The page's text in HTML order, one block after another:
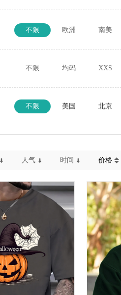
不限 欧洲 南美
不限 均码 XXS
不限 美国 北京
人气 时间 价格